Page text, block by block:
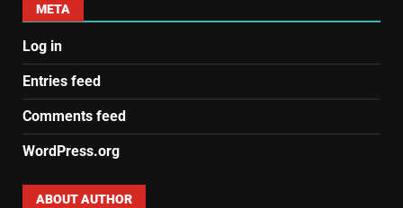
META
Log in
Entries feed
Comments feed
WordPress.org
ABOUT AUTHOR